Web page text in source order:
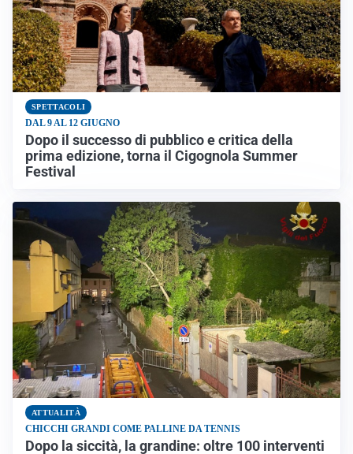
SPETTACOLI
DAL 9 AL 12 GIUGNO
Dopo il successo di pubblico e critica della
prima edizione, torna il Cigognola Summer
Festival
ATTUALITÀ
CHICCHI GRANDI COME PALLINE DA TENNIS
Dopo la siccità, la grandine: oltre 100 interventi